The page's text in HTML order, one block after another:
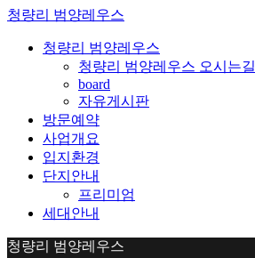
청량리 범양레우스
청량리 범양레우스
청량리 범양레우스 오시는길
board
자유게시판
방문예약
사업개요
입지환경
단지안내
프리미엄
세대안내
청량리 범양레우스